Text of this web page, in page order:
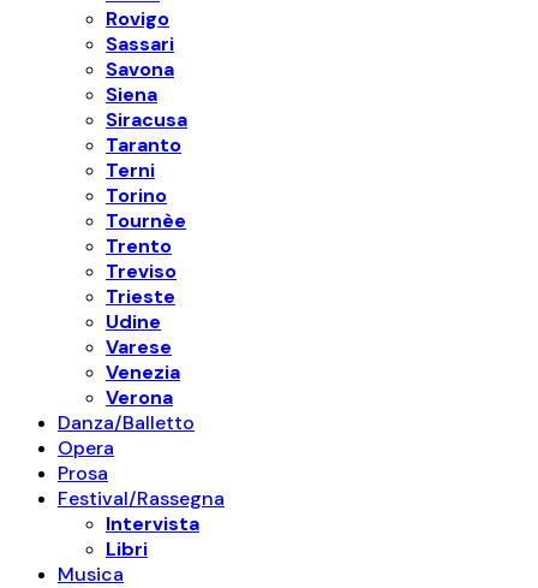
Rovigo
Sassari
Savona
Siena
Siracusa
Taranto
Terni
Torino
Tournèe
Trento
Treviso
Trieste
Udine
Varese
Venezia
Verona
Danza/Balletto
Opera
Prosa
Festival/Rassegna
Intervista
Libri
Musica